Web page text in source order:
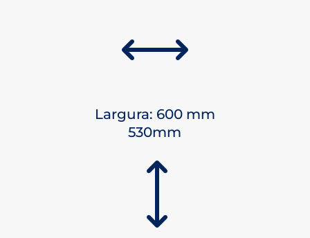
,
Largura: 600 mm
530mm
)